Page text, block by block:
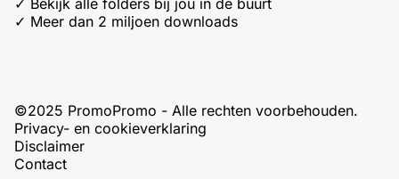
✓ Bekijk alle folders bij jou in de buurt
✓ Meer dan 2 miljoen downloads
©2025 PromoPromo - Alle rechten voorbehouden.
Privacy- en cookieverklaring
Disclaimer
Contact